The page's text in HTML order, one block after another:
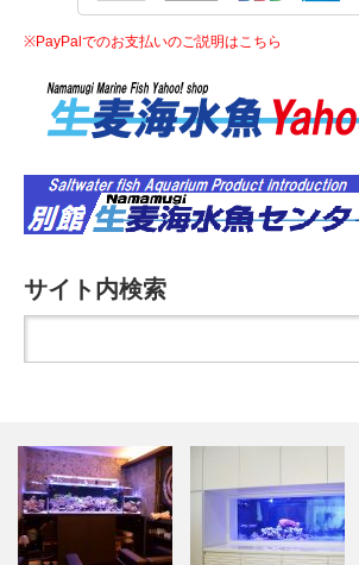
※PayPalでのお支払いのご説明はこちら
サイト内検索